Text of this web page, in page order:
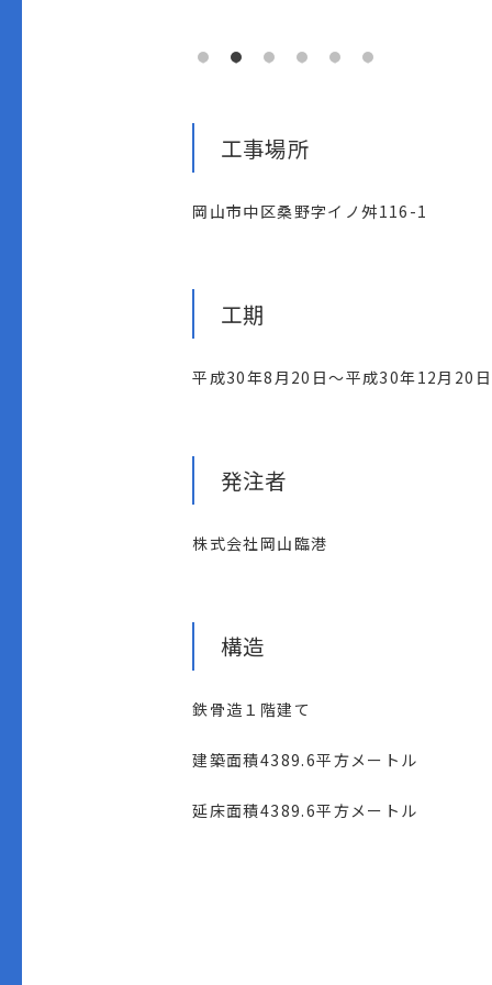
工事場所
岡山市中区桑野字イノ舛116-1
工期
平成30年8月20日～平成30年12月20日
発注者
株式会社岡山臨港
構造
鉄骨造１階建て
建築面積4389.6平方メートル
延床面積4389.6平方メートル